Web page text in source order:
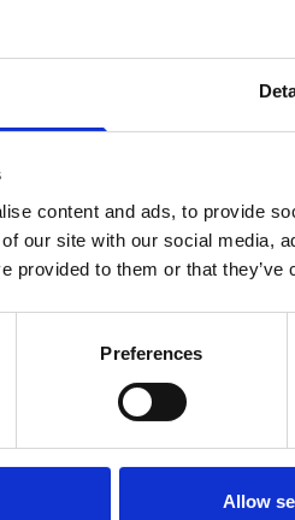
content and ads, to provide
our site with our social media,
provided to them or that
Preferences
Allow
met zeer
de Hondenbench voorzien
gekozen bench om te
van onze hondenkiezer
Vraag dan een